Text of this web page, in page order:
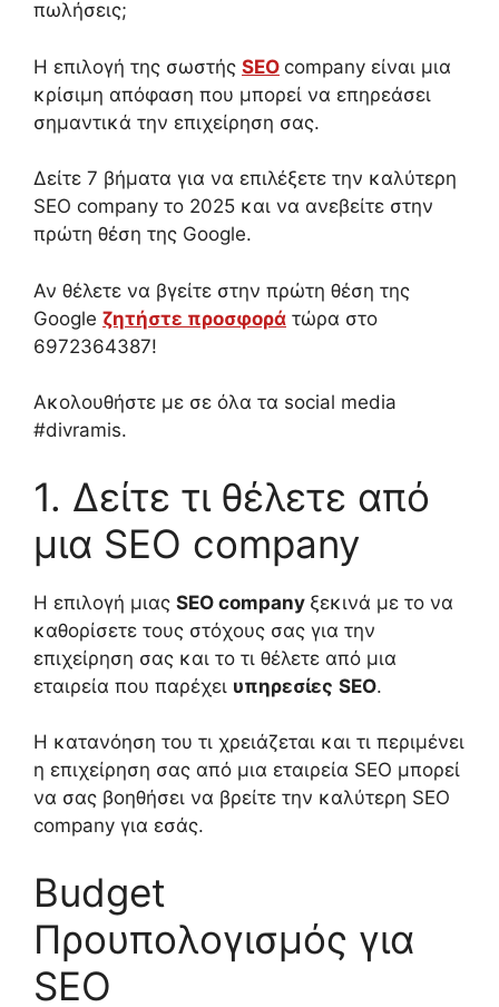
πωλήσεις;
Η επιλογή της σωστής SEO company είναι μια
κρίσιμη απόφαση που μπορεί να επηρεάσει
σημαντικά την επιχείρηση σας.
Δείτε 7 βήματα για να επιλέξετε την καλύτερη
SEO company το 2025 και να ανεβείτε στην
πρώτη θέση της Google.
Αν θέλετε να βγείτε στην πρώτη θέση της
Google ζητήστε προσφορά τώρα στο
6972364387!
Ακολουθήστε με σε όλα τα social media
#divramis.
1. Δείτε τι θέλετε από
μια SEO company
Η επιλογή μιας SEO company ξεκινά με το να
καθορίσετε τους στόχους σας για την
επιχείρηση σας και το τι θέλετε από μια
εταιρεία που παρέχει υπηρεσίες SEO.
Η κατανόηση του τι χρειάζεται και τι περιμένει
η επιχείρηση σας από μια εταιρεία SEO μπορεί
να σας βοηθήσει να βρείτε την καλύτερη SEO
company για εσάς.
Budget
Προυπολογισμός για
SEO